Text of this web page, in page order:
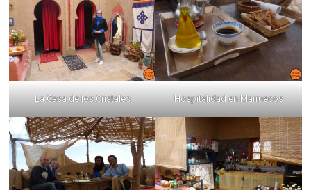
La Casa de los Cristales Hospitalidad en Marruecos